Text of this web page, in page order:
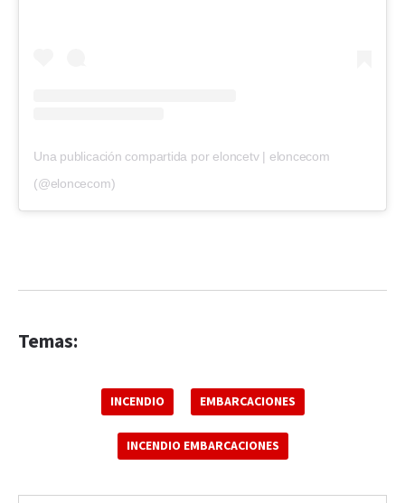
Una publicación compartida por eloncetv | eloncecom
(@eloncecom)
Temas:
INCENDIO EMBARCACIONES
INCENDIO EMBARCACIONES